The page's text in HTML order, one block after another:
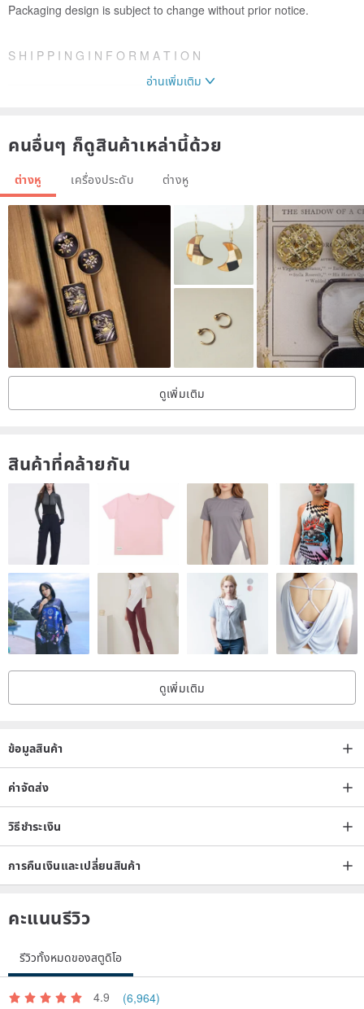
Packaging design is subject to change without prior notice.
S H I P P I N G I N F O R M A T I O N
___________________________
business days.
For urgent orders, please contact the designer in advance.
All items are handmade to order after purchase. Returns or
exchanges are not accepted unless the item is defective.
N O T E S & C A R E
_________________________________________
Natural stones vary in color depth, texture, inclusions, shape, and
size due to differences in mining veins and cutting techniques.
product photos.
Plated metals can oxidize and fade upon contact with water, and
this cannot be easily reversed. Please avoid contact with water or
wearing while bathing.
Integral sterling silver and brass components, including pendants,
are finished with a "matte" polish, not a mirror polish.
All product images may exhibit color variations due to lighting or
differences in computer screen resolution.
อ่านเพิ่มเติม
คนอื่นๆ ก็ดูสินค้าเหล่านี้ด้วย
ต่างหู เครื่องประดับ ต่างหู
ดูเพิ่มเติม
สินค้าที่คล้ายกัน
ดูเพิ่มเติม
ข้อมูลสินค้า
ค่าจัดส่ง
วิธีชำระเงิน
การคืนเงินและเปลี่ยนสินค้า
คะแนนรีวิว
รีวิวทั้งหมดของสตูดิโอ
4.9 (6,964)